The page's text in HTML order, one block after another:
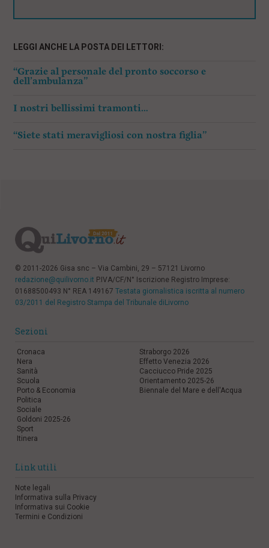
LEGGI ANCHE LA POSTA DEI LETTORI:
“Grazie al personale del pronto soccorso e
dell’ambulanza”
I nostri bellissimi tramonti…
“Siete stati meravigliosi con nostra figlia”
© 2011-2026 Gisa snc – Via Cambini, 29 – 57121 Livorno
redazione@quilivorno.it P.IVA/CF/N° Iscrizione Registro Imprese:
01688500493 N° REA 149167 Testata giornalistica iscritta al numero
03/2011 del Registro Stampa del Tribunale diLivorno
Sezioni
Cronaca
Nera
Sanità
Scuola
Porto & Economia
Politica
Sociale
Goldoni 2025-26
Sport
Itinera
Straborgo 2026
Effetto Venezia 2026
Cacciucco Pride 2025
Orientamento 2025-26
Biennale del Mare e dell'Acqua
Link utili
Note legali
Informativa sulla Privacy
Informativa sui Cookie
Termini e Condizioni